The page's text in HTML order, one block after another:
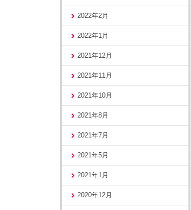
2022年2月
2022年1月
2021年12月
2021年11月
2021年10月
2021年8月
2021年7月
2021年5月
2021年1月
2020年12月